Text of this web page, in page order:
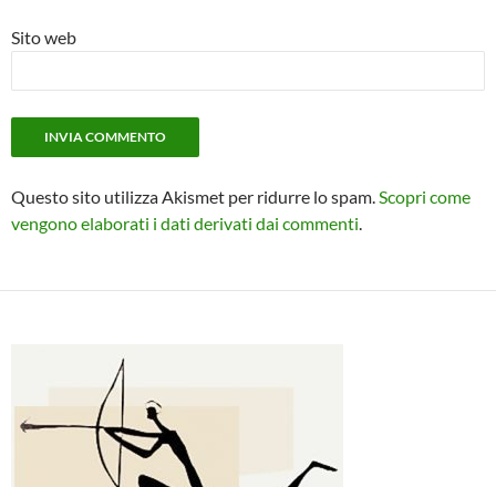
Sito web
Questo sito utilizza Akismet per ridurre lo spam.Scopri come
vengono elaborati i dati derivati dai commenti.